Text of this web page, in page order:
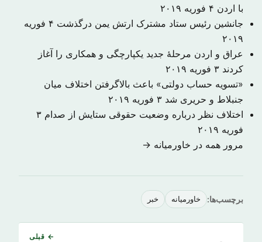
با اردن ۴ فوریه ۲۰۱۹
جانشین رئیس ستاد مشترک ارتش یمن درگذشت
۴ فوریه
۲۰۱۹
عراق و اردن مرحلهٔ جدید یکپارچگی و همکاری را آغاز
کردند ۳ فوریه ۲۰۱۹
«تسویه حساب دولتی» باعث بالاگرفتن اختلاف میان
جنبلاط و حریری شد ۳ فوریه ۲۰۱۹
اختلاف نظر درباره وضعیت حقوقی ستایش از صدام ۳
فوریه ۲۰۱۹
مرور همه در خاورمیانه →
برچسب‌ها: خاورمیانه خبر
← قبلی